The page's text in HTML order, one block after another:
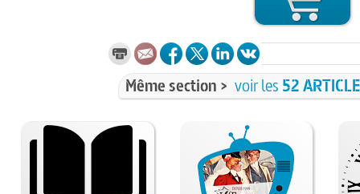
Même section > voir les 52